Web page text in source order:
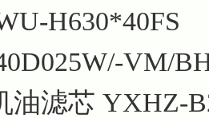
H630*40FS
VM/
油滤芯 YXHZ-